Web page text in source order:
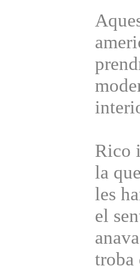
Rico
la
les
el
troba